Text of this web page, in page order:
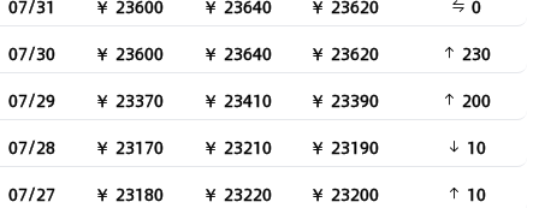
07/31
￥ 23600 ￥ 23640 ￥ 23620
0
07/30
￥ 23600 ￥ 23640 ￥ 23620
230
07/29
￥ 23370 ￥ 23410 ￥ 23390
200
07/28
￥ 23170 ￥ 23210 ￥ 23190
10
07/27
￥ 23180 ￥ 23220 ￥ 23200
10